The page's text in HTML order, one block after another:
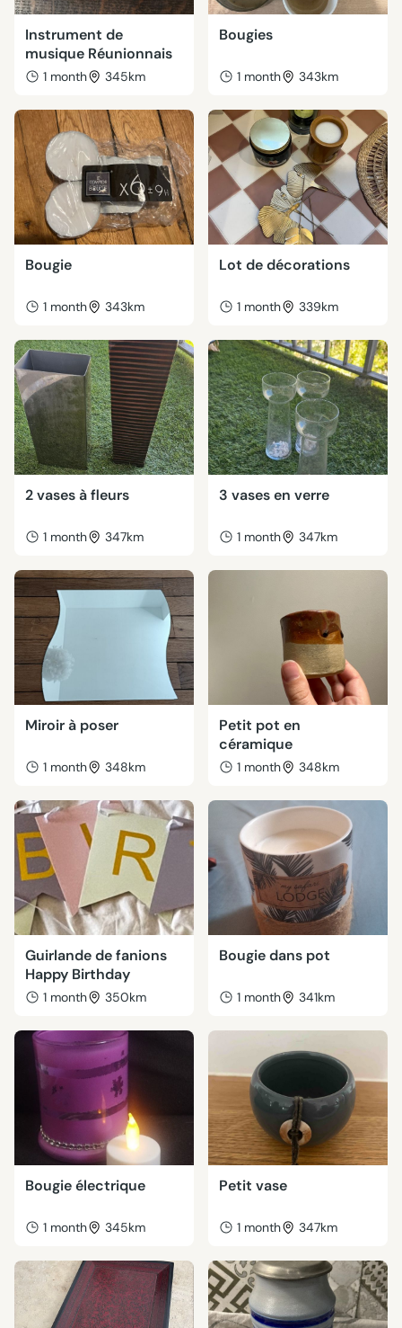
Instrument de
musique Réunionnais
1 month 345km
Bougies
1 month 343km
Bougie
1 month 343km
Lot de décorations
1 month 339km
2 vases à fleurs
1 month 347km
3 vases en verre
1 month 347km
Miroir à poser
1 month 348km
Petit pot en
céramique
1 month 348km
Guirlande de fanions
Happy Birthday
1 month 350km
Bougie dans pot
1 month 341km
Bougie électrique
1 month 345km
Petit vase
1 month 347km